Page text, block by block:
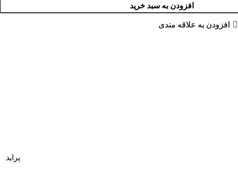
افزودن به سبد خرید
افزودن به علاقه مندی
پراید